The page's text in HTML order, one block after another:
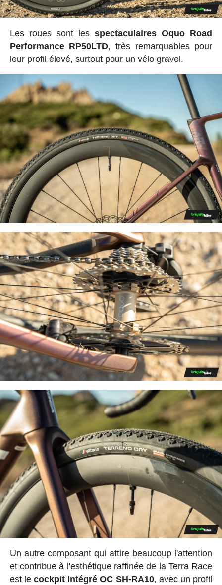
Les roues sont lesspectaculaires Oquo Road
Performance RP50LTD, très remarquables pour
leur profil élevé, surtout pour un vélo gravel.
Un autre composant qui attire beaucoup l'attention
et contribue à l'esthétique raffinée de la Terra Race
est lecockpit intégré OC SH-RA10, avec un profil